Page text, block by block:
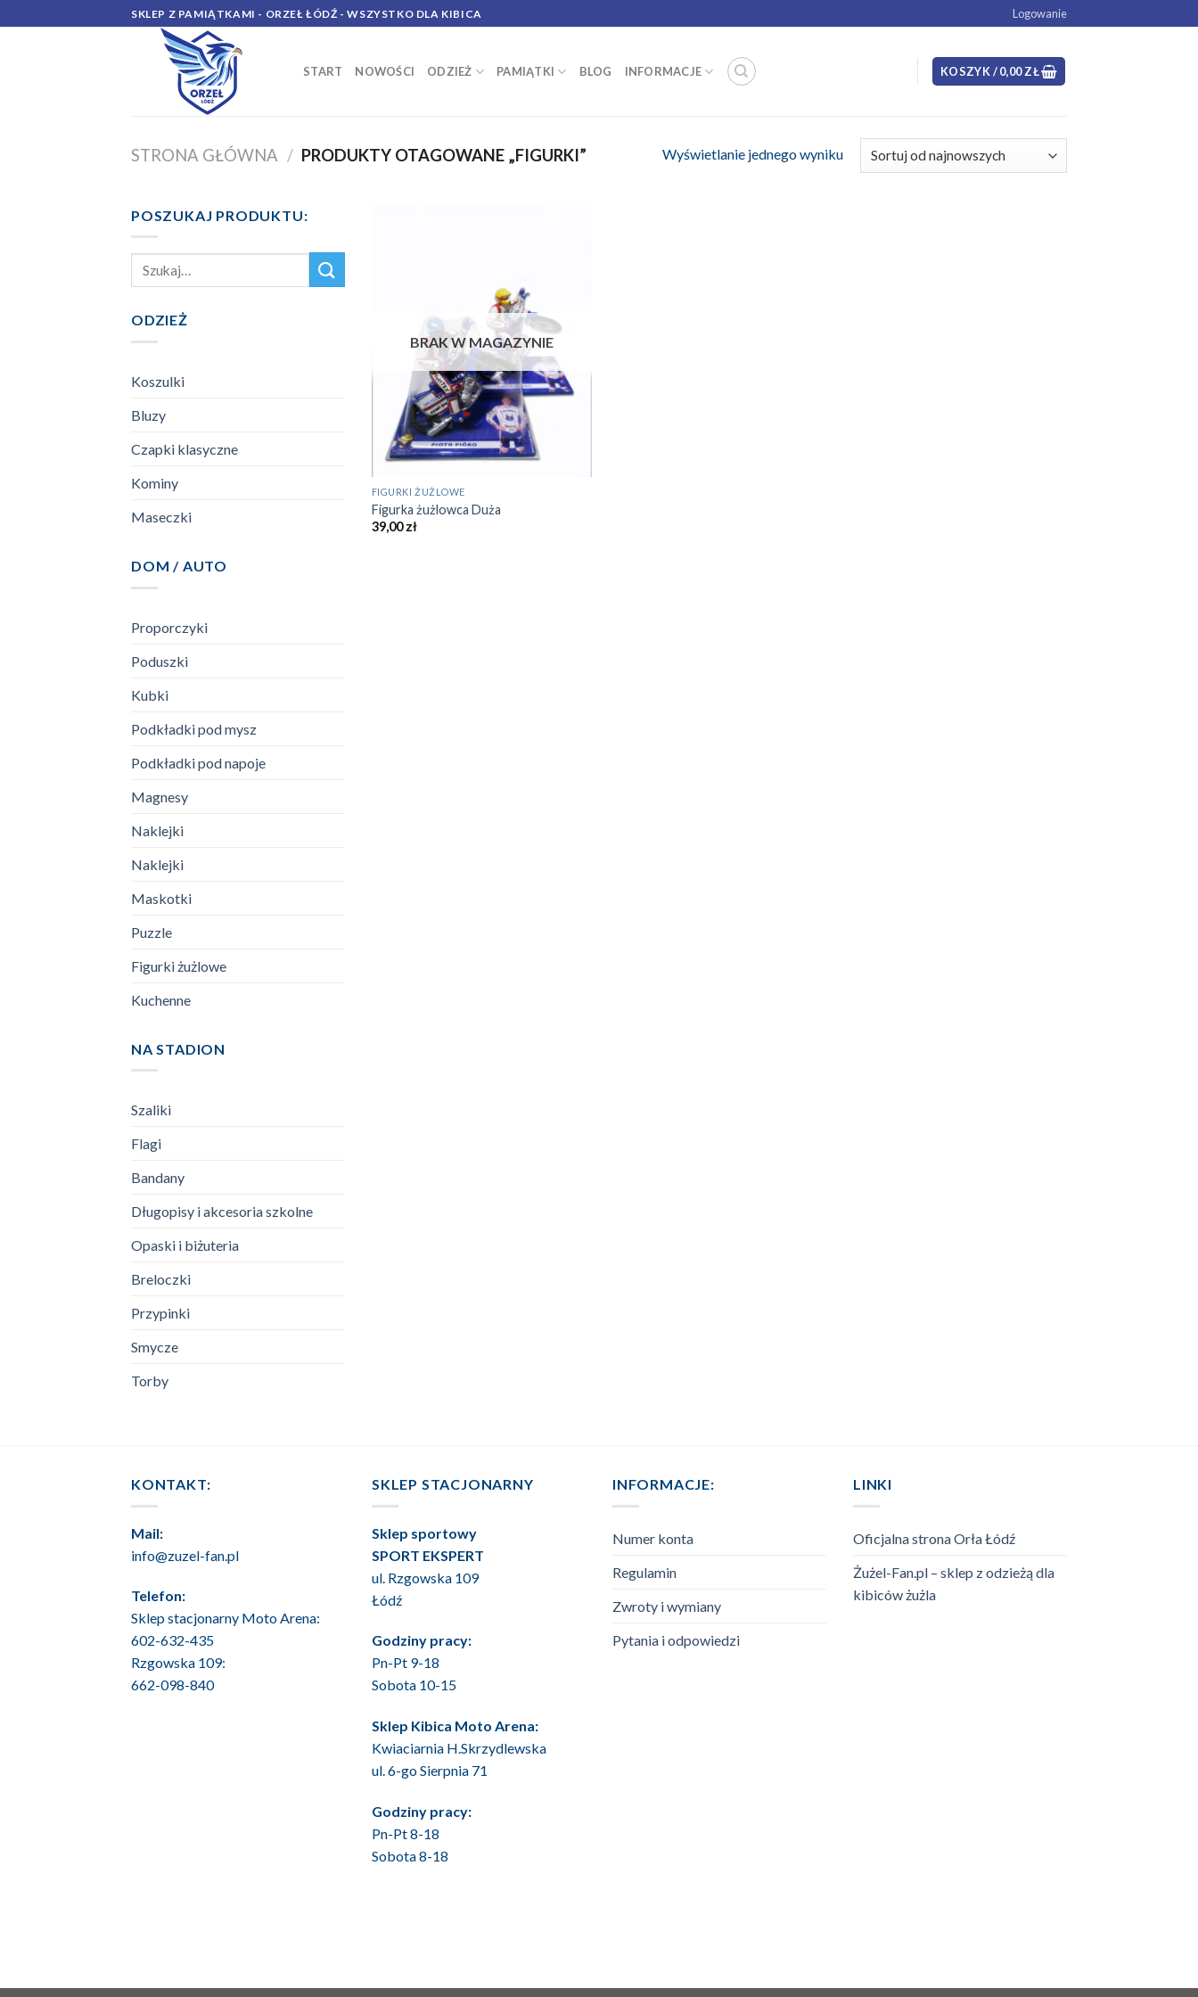
to
SKLEP Z PAMIĄTKAMI - ORZEŁ ŁÓDŹ - WSZYSTKO DLA KIBICA Logowanie
START NOWOŚCI ODZIEŻ PAMIĄTKI BLOG INFORMACJE KOSZYK /0,00ZŁ
STRONA GŁÓWNA / PRODUKTY OTAGOWANE „FIGURKI” Wyświetlanie jednego wyniku
POSZUKAJ PRODUKTU:
Szukaj:
ODZIEŻ
Koszulki
Bluzy
Czapki klasyczne
Kominy
Maseczki
DOM / AUTO
Proporczyki
Poduszki
Kubki
Podkładki pod mysz
Podkładki pod napoje
Magnesy
Naklejki
Naklejki
Maskotki
Puzzle
Figurki żużlowe
Kuchenne
NA STADION
Szaliki
Flagi
Bandany
Długopisy i akcesoria szkolne
Opaski i biżuteria
Breloczki
Przypinki
Smycze
Torby
BRAK W MAGAZYNIE
FIGURKI ŻUŻLOWE
Figurka żużlowca Duża
39,00zł
KONTAKT:
Mail:
info@zuzel-fan.pl
Telefon:
Sklep stacjonarny Moto Arena:
602-632-435
Rzgowska 109:
662-098-840
SKLEP STACJONARNY
Sklep sportowy
SPORT EKSPERT
ul. Rzgowska 109
Łódź
Godziny pracy:
Pn-Pt 9-18
Sobota 10-15
Sklep Kibica Moto Arena:
Kwiaciarnia H.Skrzydlewska
ul. 6-go Sierpnia 71
Godziny pracy:
Pn-Pt 8-18
Sobota 8-18
INFORMACJE:
Numer konta
Regulamin
Zwroty i wymiany
Pytania i odpowiedzi
LINKI
Oficjalna strona Orła Łódź
Żużel-Fan.pl – sklep z odzieżą dla
kibiców żużla